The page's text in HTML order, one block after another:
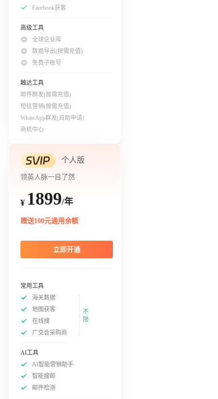
Facebook获客
高级工具
全球企业库
数据导出(按需充值)
免费子账号
触达工具
邮件群发(按需充值)
短信营销(按需充值)
WhatsApp群发(自助申请)
商机中心
个人版
领英人脉一目了然
¥ 1899/年
赠送100元通用余额
立即开通
常用工具
海关数据
地图获客
在线搜
广交会采购商
不
限
AI工具
AI智能营销助手
智能搜邮
邮件检测